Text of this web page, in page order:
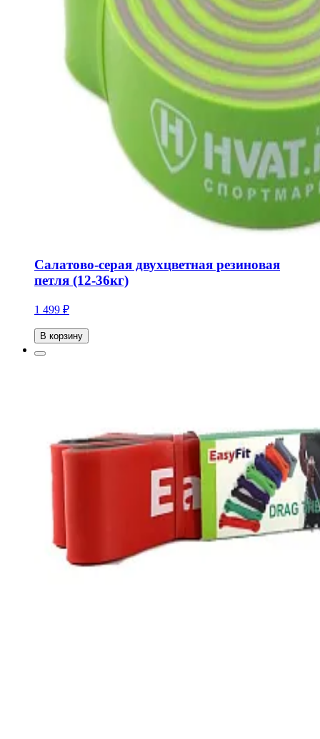
Салатово-серая двухцветная резиновая
петля (12-36кг)
1 499 ₽
В корзину